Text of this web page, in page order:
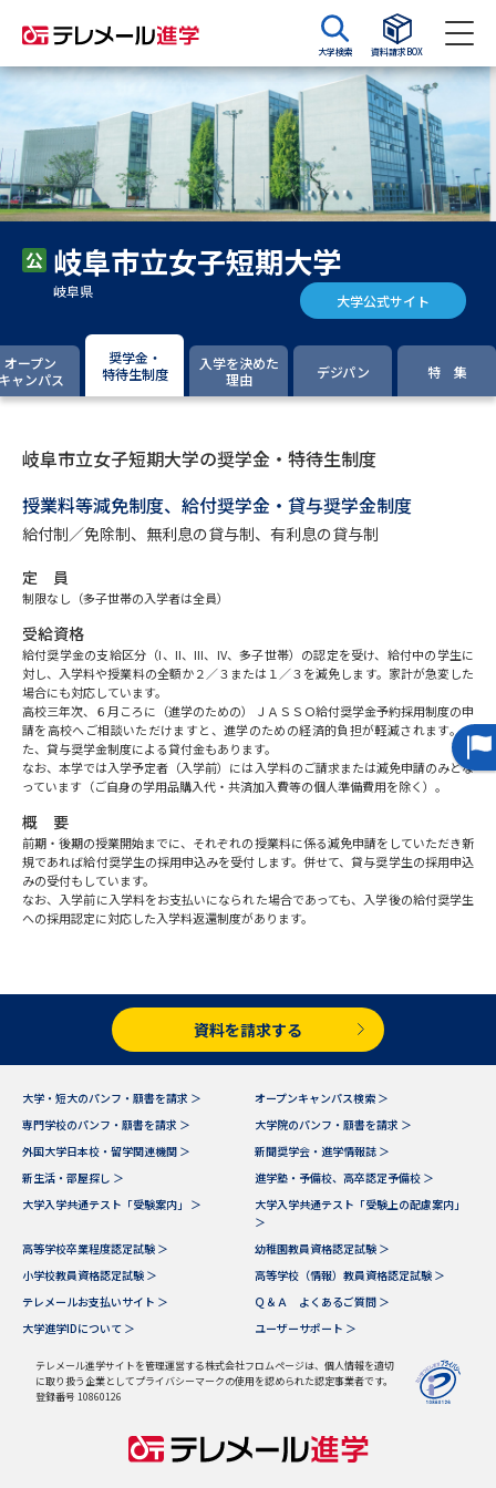
大学検索 資料請求BOX
資料請求 資料検索
大学・短大の資料種類から請求
大学パンフ 学部・学科パンフ
集要項＆願書
大学入学共通テスト利用選抜の
過去問題集
専門学校の資料請求 大学院の資料請求
大学入学共通テスト「受験案
大学入学共通テスト「受験上の
配慮案内」の請求
幼稚園教員資格認定試験 小学校教員資格認定試験
高等学校（情報）教員資格認定
試験
大学研究 大学検索
大学で学べる内容や特徴を調べる
データサイエンス特集 奨学金・特待生制度特集
デジタルパンフレット 進路の３択
新学年スタート号特集ページ
（高3生用）
新学年スタート号特集ページ
（高2生用）
オープンキャンパスなどを調べる
オープンキャンパス検索 実施プログラムから探す
来場型・Web型イベント特集
岐阜市立女子短期大学
岐阜県 大学公式サイト
オープン
ャンパス
奨学金・
特待生制度
入学を決めた
理由
デジパン 特 集
岐阜市立女子短期大学の奨学金・特待生制度
授業料等減免制度、給付奨学金・貸与奨学金制度
給付制／免除制、無利息の貸与制、有利息の貸与制
定 員
制限なし（多子世帯の入学者は全員）
受給資格
給付奨学金の支給区分（I、II、III、IV、多子世帯）の認定を受け、給付中の学生に
対し、入学料や授業料の全額か２／３または１／３を減免します。家計が急変した
場合にも対応しています。
高校三年次、６月ころに（進学のための）ＪＡＳＳＯ給付奨学金予約採用制度の申
請を高校へご相談いただけますと、進学のための経済的負担が軽減されます。ま
た、貸与奨学金制度による貸付金もあります。
なお、本学では入学予定者（入学前）には入学料のご請求または減免申請のみとな
っています（ご自身の学用品購入代・共済加入費等の個人準備費用を除く）。
概 要
前期・後期の授業開始までに、それぞれの授業料に係る減免申請をしていただき新
規であれば給付奨学生の採用申込みを受付します。併せて、貸与奨学生の採用申込
みの受付もしています。
なお、入学前に入学料をお支払いになられた場合であっても、入学後の給付奨学生
への採用認定に対応した入学料返還制度があります。
資料を請求する
大学・短大のパンフ・願書を請求 ＞
オープンキャンパス検索 ＞
専門学校のパンフ・願書を請求 ＞
大学院のパンフ・願書を請求 ＞
外国大学日本校・留学関連機関 ＞
新聞奨学会・進学情報誌 ＞
新生活・部屋探し ＞
進学塾・予備校、高卒認定予備校 ＞
大学入学共通テスト「受験案内」 ＞
大学入学共通テスト「受験上の配慮案内」
＞
高等学校卒業程度認定試験 ＞
幼稚園教員資格認定試験 ＞
小学校教員資格認定試験 ＞
高等学校（情報）教員資格認定試験 ＞
テレメールお支払いサイト ＞
Ｑ＆Ａ よくあるご質問 ＞
大学進学IDについて ＞
ユーザーサポート ＞
テレメール進学サイトを管理運営する株式会社フロムページは、個人情報を適切
に取り扱う企業としてプライバシーマークの使用を認められた認定事業者です。
登録番号 10860126